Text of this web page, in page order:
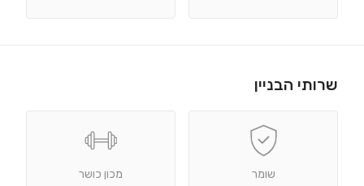
שרותי הבניין
שומר מכון כושר